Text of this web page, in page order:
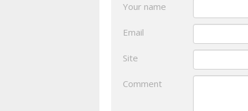
Your name
Email
Site
Comment